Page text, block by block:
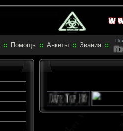
:: Помощь :: Анкеты :: Звания ::